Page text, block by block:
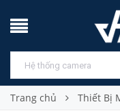
Trang chủ Thiết Bị